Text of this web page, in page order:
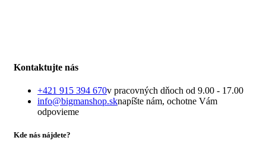
Kontaktujte nás
+421 915 394 670v pracovných dňoch od 9.00 - 17.00
info@bigmanshop.sknapíšte nám, ochotne Vám
odpovieme
Kde nás nájdete?